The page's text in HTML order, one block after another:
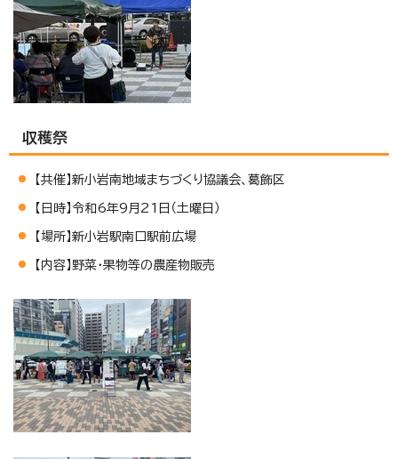
収穫祭
【共催】新小岩南地域まちづくり協議会、葛飾区
【日時】令和6年9月21日（土曜日）
【場所】新小岩駅南口駅前広場
【内容】野菜・果物等の農産物販売